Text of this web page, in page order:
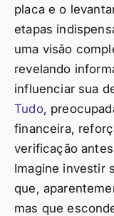
placa e o
etapas
uma visão
revelando
influenciar sua
Tudo,
financeira,
verificação
Imagine investir
que,
mas que